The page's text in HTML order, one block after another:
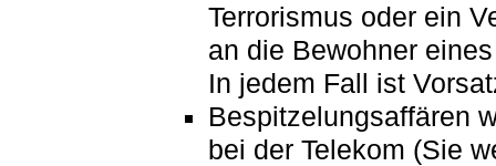
Terrorismus oder ein
an die Bewohner
In jedem Fall ist
Bespitzelungsaffären
bei der Telekom (Sie